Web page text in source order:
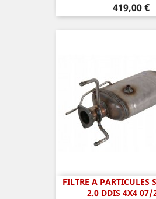
Prix
419,00 €
FILTRE A PARTICULES
2.0 DDIS 4X4 07/